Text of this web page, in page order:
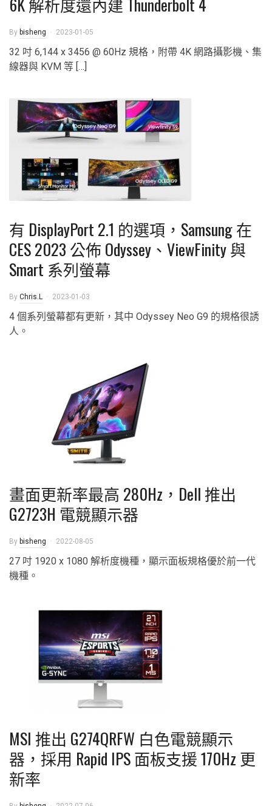
By bisheng 2023-01-05
32 吋 6,144 x 3456 @ 60Hz 規格，附帶 4K 網路攝影機、集
線器與 KVM 等 […]
有 DisplayPort 2.1 的選項，Samsung 在
CES 2023 公佈 Odyssey、ViewFinity 與
Smart 系列螢幕
By Chris.L 2023-01-03
4 個系列螢幕都有更新，其中 Odyssey Neo G9 的規格很誘
人。
畫面更新率最高 280Hz，Dell 推出
G2723H 電競顯示器
By bisheng 2022-08-05
27 吋 1920 x 1080 解析度機種，顯示面板規格優於前一代
機種。
MSI 推出 G274QRFW 白色電競顯示
器，採用 Rapid IPS 面板支援 170Hz 更
新率